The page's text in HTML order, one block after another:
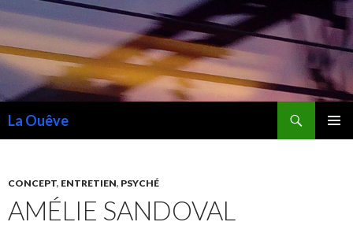
La Ouêve
CONCEPT, ENTRETIEN, PSYCHÉ
AMÉLIE SANDOVAL